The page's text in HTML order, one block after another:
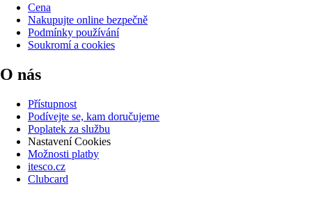
Cena
Nakupujte online bezpečně
Podmínky používání
Soukromí a cookies
O nás
Přístupnost
Podívejte se, kam doručujeme
Poplatek za službu
Nastavení Cookies
Možnosti platby
itesco.cz
Clubcard